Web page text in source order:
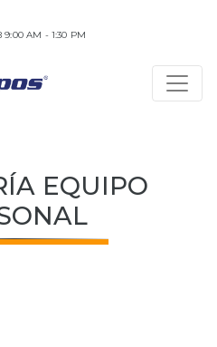
9:00 AM - 1:30 PM
EQUIPO